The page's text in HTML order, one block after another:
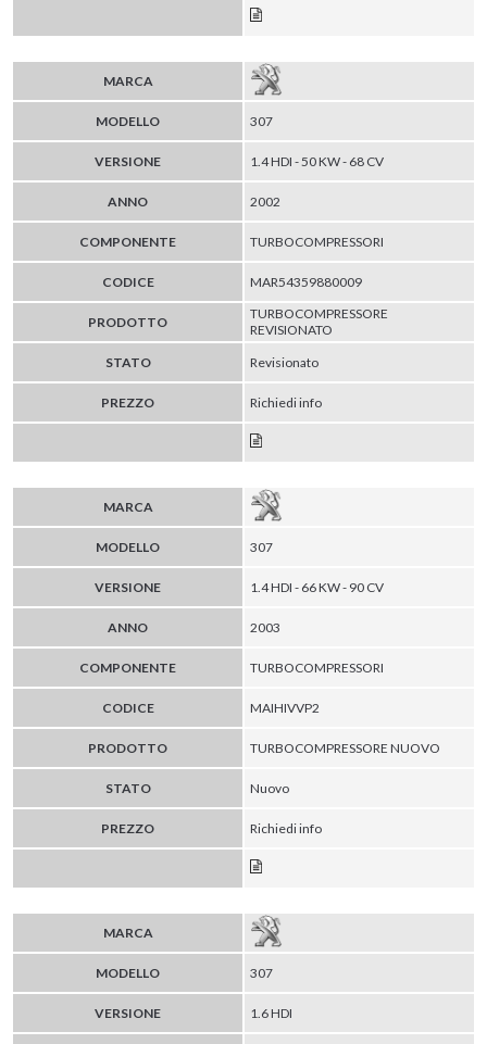
MARCA
MODELLO 307
VERSIONE 1.4 HDI - 50 KW - 68 CV
ANNO 2002
COMPONENTE TURBOCOMPRESSORI
CODICE MAR54359880009
PRODOTTO
TURBOCOMPRESSORE
REVISIONATO
STATO
Revisionato
PREZZO Richiedi info
MARCA
MODELLO 307
VERSIONE 1.4 HDI - 66 KW - 90 CV
ANNO 2003
COMPONENTE TURBOCOMPRESSORI
CODICE MAIHIVVP2
PRODOTTO TURBOCOMPRESSORE NUOVO
STATO Nuovo
PREZZO Richiedi info
MARCA
MODELLO 307
VERSIONE 1.6 HDI